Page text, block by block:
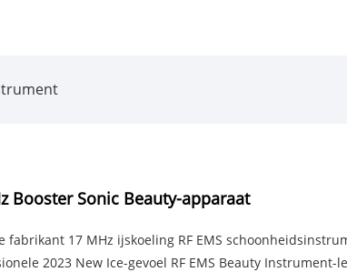
Booster Sonic Beauty-apparaat
fabrikant 17 MHz ijskoeling RF EMS
2023 New Ice-gevoel RF EMS Beauty